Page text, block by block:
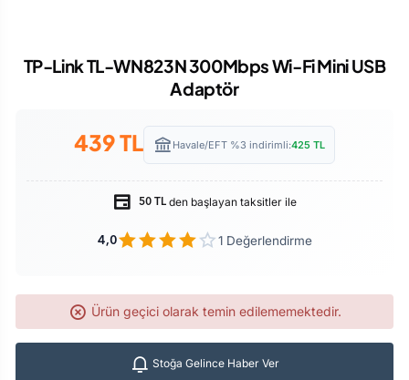
TP-Link TL-WN823N 300Mbps Wi-Fi Mini USB
Adaptör
439TL Havale/EFT %3 indirimli:425 TL
50 TL den başlayan taksitler ile
4,0 1 Değerlendirme
Ürün geçici olarak temin edilememektedir.
Stoğa Gelince Haber Ver